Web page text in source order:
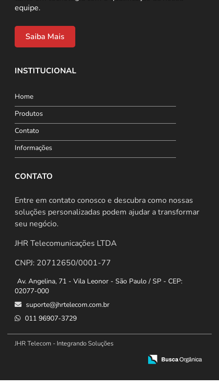
equipe.
Saiba Mais
INSTITUCIONAL
Home
Produtos
Contato
Informações
CONTATO
Entre em contato conosco e descubra como nossas
soluções personalizadas podem ajudar a transformar
seu negócio.
JHR Telecomunicações LTDA
CNPJ: 20712650/0001-77
Av. Angelina, 71 - Vila Leonor - São Paulo / SP - CEP:
02077-000
suporte@jhrtelecom.com.br
011 96907-3729
JHR Telecom - Integrando Soluções